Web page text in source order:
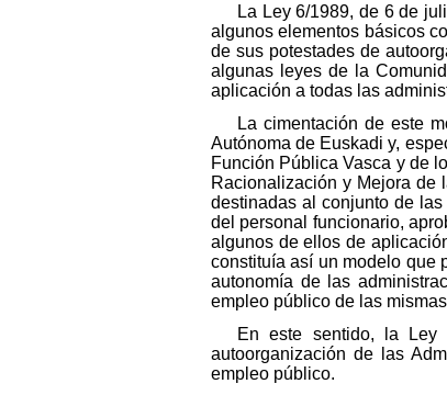
La Ley 6/1989, de 6 de
algunos elementos básicos
de sus potestades de
algunas leyes de la
aplicación a todas las
La cimentación de este
Autónoma de Euskadi y,
Función Pública Vasca y de
Racionalización y Mejora de
destinadas al conjunto de
del personal funcionario,
algunos de ellos de
constituía así un modelo que
autonomía de las
empleo público de las
En este sentido, la Ley
autoorganización de las
empleo público.